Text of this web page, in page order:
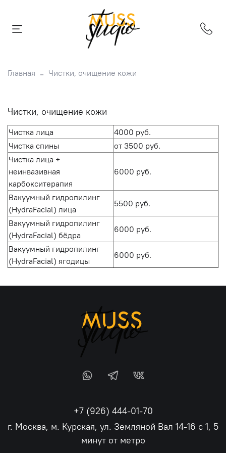
Главная Чистки, очищение кожи
Чистки, очищение кожи
Чистка лица
4000 руб.
Чистка спины
от 3500 руб.
Чистка лица +
неинвазивная
карбокситерапия
6000 руб.
Вакуумный гидропилинг
(HydraFacial) лица
5500 руб.
Вакуумный гидропилинг
(HydraFacial) бёдра
6000 руб.
Вакуумный гидропилинг
(HydraFacial) ягодицы
6000 руб.
+7 (926) 444-01-70
г. Москва, м. Курская, ул. Земляной Вал 14-16 с 1, 5
минут от метро